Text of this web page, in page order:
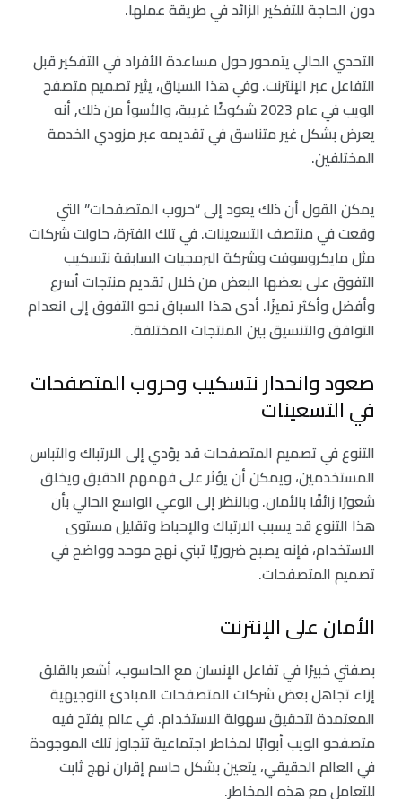
دون الحاجة للتفكير الزائد في طريقة عملها.
التحدي الحالي يتمحور حول مساعدة الأفراد في التفكير قبل
التفاعل عبر الإنترنت. وفي هذا السياق، يثير تصميم متصفح
الويب في عام 2023 شكوكًا غريبة، والأسوأ من ذلك, أنه
يعرض بشكل غير متناسق في تقديمه عبر مزودي الخدمة
المختلفين.
يمكن القول أن ذلك يعود إلى “حروب المتصفحات” التي
وقعت في منتصف التسعينات. في تلك الفترة، حاولت شركات
مثل مايكروسوفت وشركة البرمجيات السابقة نتسكيب
التفوق على بعضها البعض من خلال تقديم منتجات أسرع
وأفضل وأكثر تميزًا. أدى هذا السباق نحو التفوق إلى انعدام
التوافق والتنسيق بين المنتجات المختلفة.
صعود وانحدار نتسكيب وحروب المتصفحات
في التسعينات
التنوع في تصميم المتصفحات قد يؤدي إلى الارتباك والتباس
المستخدمين، ويمكن أن يؤثر على فهمهم الدقيق ويخلق
شعورًا زائفًا بالأمان. وبالنظر إلى الوعي الواسع الحالي بأن
هذا التنوع قد يسبب الارتباك والإحباط وتقليل مستوى
الاستخدام، فإنه يصبح ضروريًا تبني نهج موحد وواضح في
تصميم المتصفحات.
الأمان على الإنترنت
بصفتي خبيرًا في تفاعل الإنسان مع الحاسوب، أشعر بالقلق
إزاء تجاهل بعض شركات المتصفحات المبادئ التوجيهية
المعتمدة لتحقيق سهولة الاستخدام. في عالم يفتح فيه
متصفحو الويب أبوابًا لمخاطر اجتماعية تتجاوز تلك الموجودة
في العالم الحقيقي، يتعين بشكل حاسم إقران نهج ثابت
للتعامل مع هذه المخاطر.